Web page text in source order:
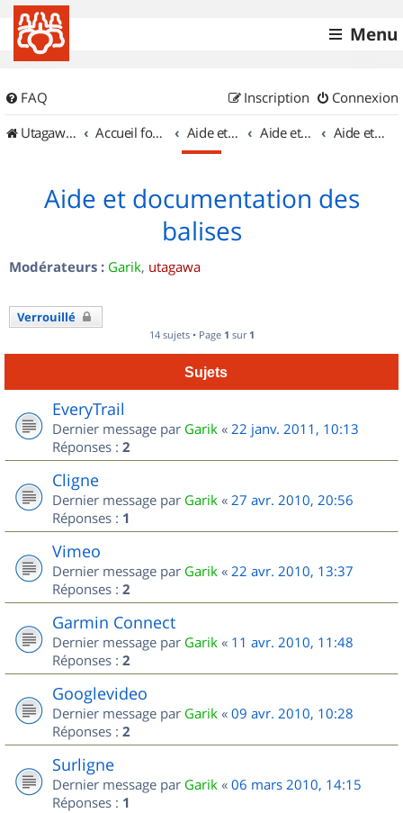
Menu
FAQ Connexion
Inscription
UtagawaVTT (Randos VTT et VTTAE avec traces GPS)
Accueil forum Aide et documentation Aide et documentation Aide et documentation des balises
Aide et documentation des
balises
Modérateurs : Garik, utagawa
Verrouillé
14 sujets • Page 1 sur 1
Sujets
EveryTrail
Dernier message par Garik « 22 janv. 2011, 10:13
Réponses : 2
Cligne
Dernier message par Garik « 27 avr. 2010, 20:56
Réponses : 1
Vimeo
Dernier message par Garik « 22 avr. 2010, 13:37
Réponses : 2
Garmin Connect
Dernier message par Garik « 11 avr. 2010, 11:48
Réponses : 2
Googlevideo
Dernier message par Garik « 09 avr. 2010, 10:28
Réponses : 2
Surligne
Dernier message par Garik « 06 mars 2010, 14:15
Réponses : 1